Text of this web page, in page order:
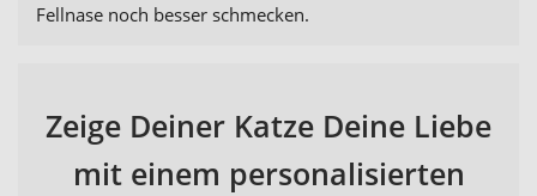
Fellnase noch besser schmecken.
Zeige Deiner Katze Deine Liebe
mit einem personalisierten